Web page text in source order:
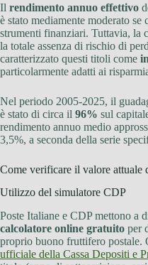
Il rendimento annuo effettivo
è stato mediamente moderato
strumenti finanziari. Tuttavia, la
la totale assenza di rischio di
caratterizzato questi titoli come
particolarmente adatti ai
Nel periodo 2005-2025, il
è stato di circa il 96% sul
rendimento annuo medio
3,5%, a seconda della serie
Come verificare il valore attuale
Utilizzo del simulatore CDP
Poste Italiane e CDP mettono a
calcolatore online gratuito per
proprio buono fruttifero postale.
ufficiale della Cassa Depositi e